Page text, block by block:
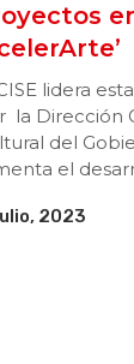
lidera
la Dirección
del
el
2023